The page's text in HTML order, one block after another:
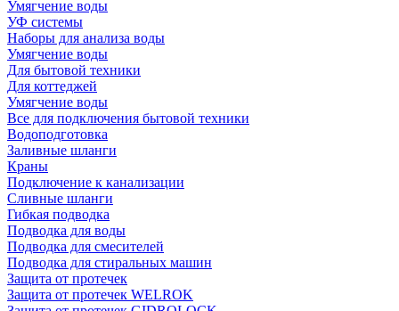
Умягчение воды
УФ системы
Наборы для анализа воды
Умягчение воды
Для бытовой техники
Для коттеджей
Умягчение воды
Все для подключения бытовой техники
Водоподготовка
Заливные шланги
Краны
Подключение к канализации
Сливные шланги
Гибкая подводка
Подводка для воды
Подводка для смесителей
Подводка для стиральных машин
Защита от протечек
Защита от протечек WELROK